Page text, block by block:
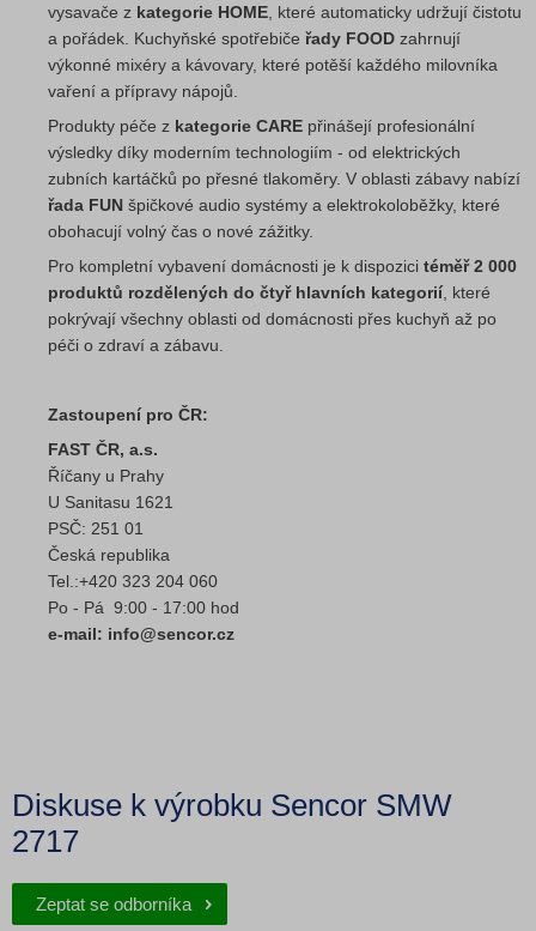
vysavače z kategorie HOME , které automaticky udržují čistotu
a pořádek. Kuchyňské spotřebiče řady FOOD zahrnují
výkonné mixéry a kávovary, které potěší každého milovníka
vaření a přípravy nápojů.
Produkty péče z kategorie CARE přinášejí profesionální
výsledky díky moderním technologiím - od elektrických
zubních kartáčků po přesné tlakoměry. V oblasti zábavy nabízí
řada FUN špičkové audio systémy a elektrokoloběžky, které
obohacují volný čas o nové zážitky.
Pro kompletní vybavení domácnosti je k dispozici téměř 2 000
produktů rozdělených do čtyř hlavních kategorií , které
pokrývají všechny oblasti od domácnosti přes kuchyň až po
péči o zdraví a zábavu.
Zastoupení pro ČR:
FAST ČR, a.s.
Říčany u Prahy
U Sanitasu 1621
PSČ: 251 01
Česká republika
Tel.:+420 323 204 060
Po - Pá 9:00 - 17:00 hod
e-mail: info@sencor.cz
Diskuse k výrobku Sencor SMW
2717
Zeptat se odborníka